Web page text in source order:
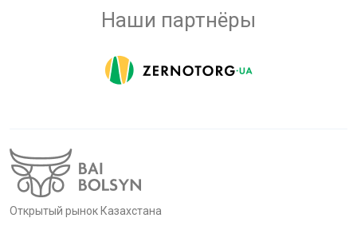
Наши партнёры
Открытый рынок Казахстана